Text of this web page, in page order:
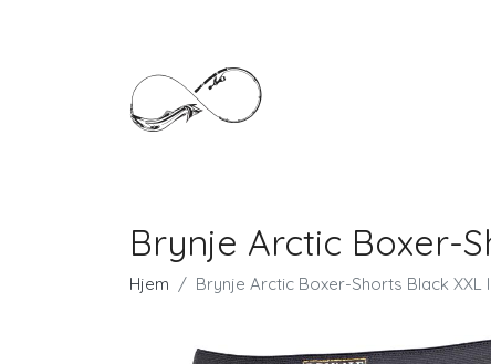
Brynje Arctic Boxer-
Hjem Brynje Arctic Boxer-Shorts Black